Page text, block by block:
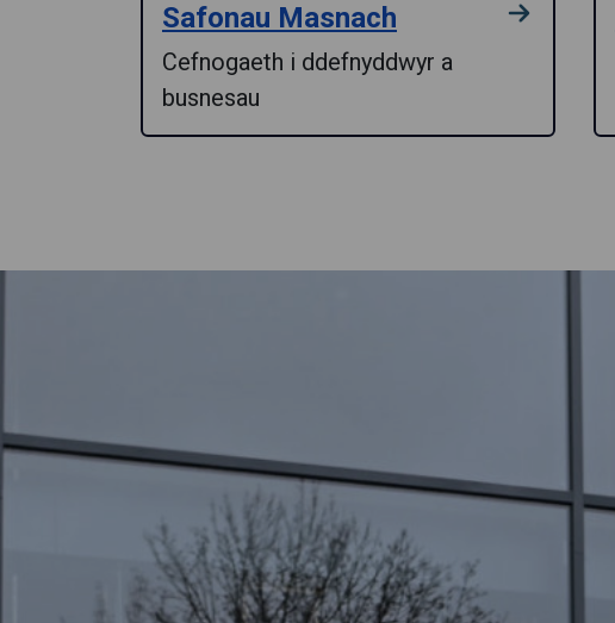
Safonau Masnach
Cefnogaeth i ddefnyddwyr a
busnesau